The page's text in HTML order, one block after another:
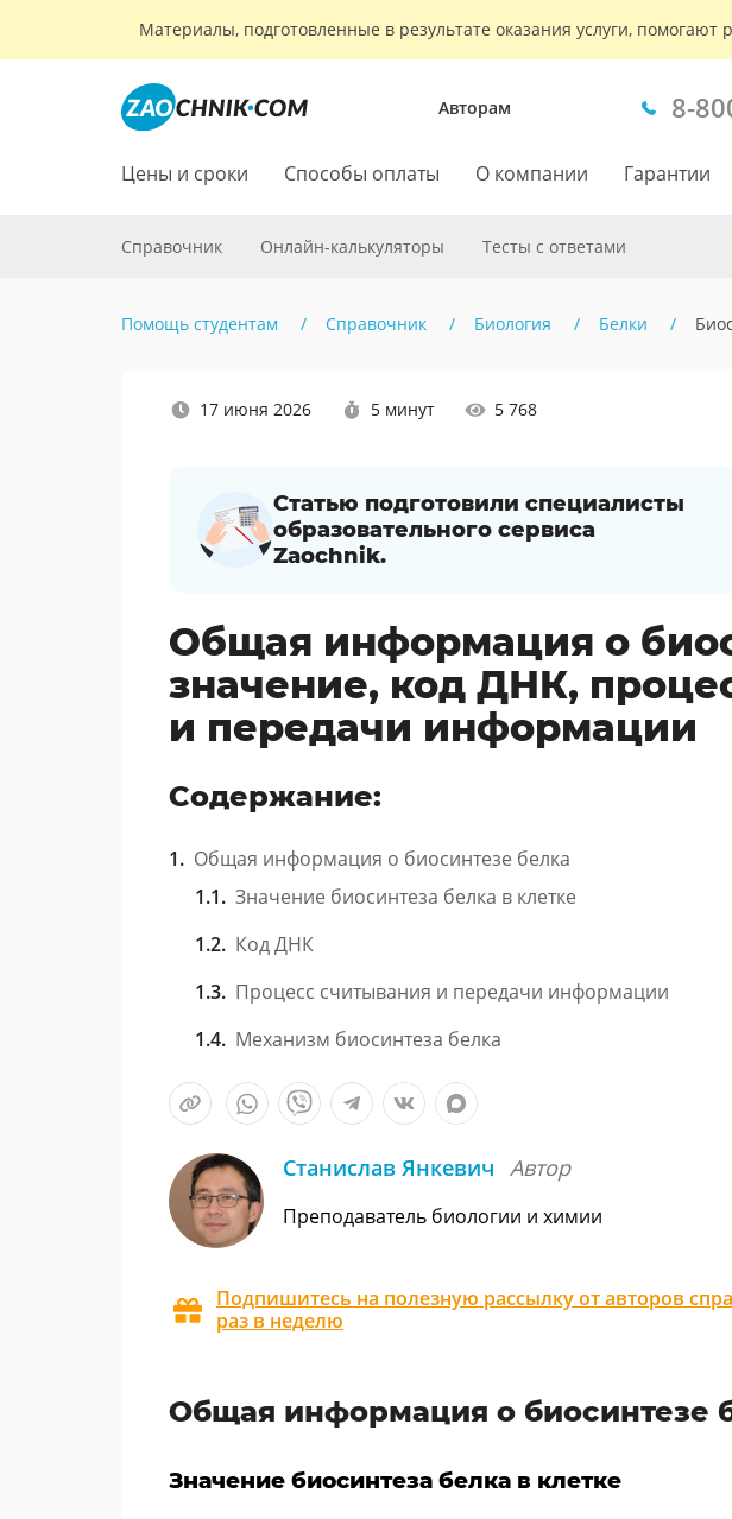
Материалы, подготовленные в результате оказания услуги,
Авторам 8-
Цены и сроки Способы оплаты О компании Гарантии
Справочник Онлайн-калькуляторы Тесты с ответами
Помощь студентам Справочник Биология Белки
17 июня 2026 5 минут 5 768
Статью подготовили специалисты
образовательного сервиса
Zaochnik.
Общая информация о
значение, код ДНК,
и передачи информации
Содержание:
Общая информация о биосинтезе белка
Значение биосинтеза белка в клетке
Код ДНК
Процесс считывания и передачи информации
Механизм биосинтеза белка
Станислав Янкевич Автор
Преподаватель биологии и химии
Подпишитесь на полезную рассылку от авторов
раз в неделю
Общая информация о биосинтезе
Значение биосинтеза белка в клетке